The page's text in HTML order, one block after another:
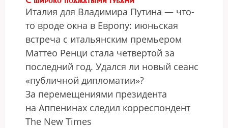
Италия для Владимира Путина — что-
то вроде окна в Европу: июньская
встреча с итальянским премьером
Маттео Ренци стала четвертой за
последний год. Удался ли новый сеанс
«публичной дипломатии»?
За перемещениями президента
на Аппенинах следил корреспондент
The Nеw Times